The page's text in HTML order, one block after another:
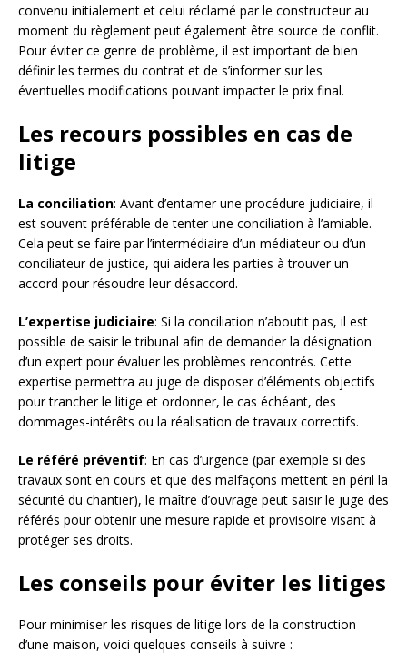
convenu initialement et celui réclamé par le constructeur au
moment du règlement peut également être source de conflit.
Pour éviter ce genre de problème, il est important de bien
définir les termes du contrat et de s’informer sur les
éventuelles modifications pouvant impacter le prix final.
Les recours possibles en cas de
litige
La conciliation: Avant d’entamer une procédure judiciaire, il
est souvent préférable de tenter une conciliation à l’amiable.
Cela peut se faire par l’intermédiaire d’un médiateur ou d’un
conciliateur de justice, qui aidera les parties à trouver un
accord pour résoudre leur désaccord.
L’expertise judiciaire: Si la conciliation n’aboutit pas, il est
possible de saisir le tribunal afin de demander la désignation
d’un expert pour évaluer les problèmes rencontrés. Cette
expertise permettra au juge de disposer d’éléments objectifs
pour trancher le litige et ordonner, le cas échéant, des
dommages-intérêts ou la réalisation de travaux correctifs.
Le référé préventif: En cas d’urgence (par exemple si des
travaux sont en cours et que des malfaçons mettent en péril la
sécurité du chantier), le maître d’ouvrage peut saisir le juge des
référés pour obtenir une mesure rapide et provisoire visant à
protéger ses droits.
Les conseils pour éviter les litiges
Pour minimiser les risques de litige lors de la construction
d’une maison, voici quelques conseils à suivre :